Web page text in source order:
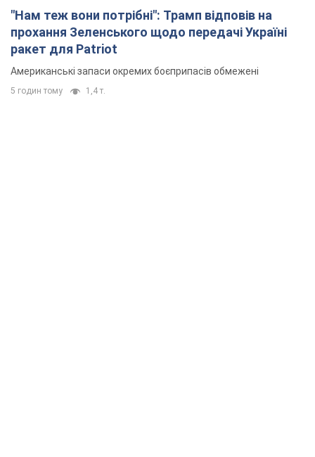
"Нам теж вони потрібні": Трамп відповів на
прохання Зеленського щодо передачі Україні
ракет для Patriot
Американські запаси окремих боєприпасів обмежені
5 годин тому 1,4 т.